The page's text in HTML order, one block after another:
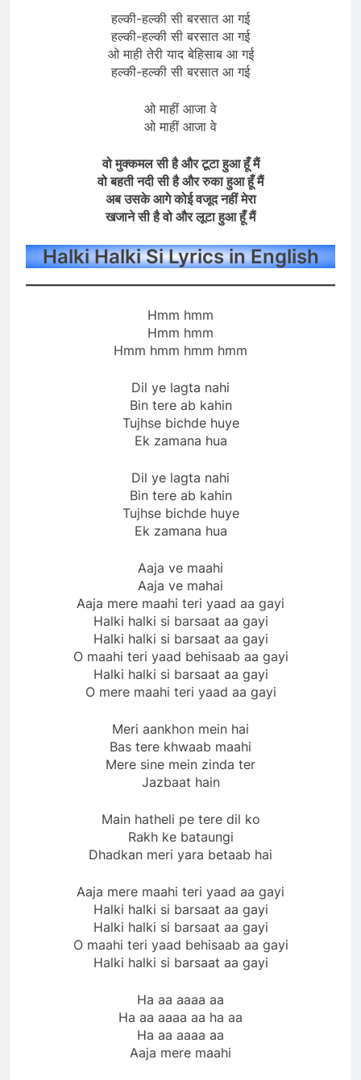
हल्की-हल्की सी बरसात आ गई
हल्की-हल्की सी बरसात आ गई
ओ माही तेरी याद बेहिसाब आ गई
हल्की-हल्की सी बरसात आ गई
ओ माहीं आजा वे
ओ माहीं आजा वे
वो मुक्कमल सी है और टूटा हुआ हूँ मैं
वो बहती नदी सी है और रुका हुआ हूँ मैं
अब उसके आगे कोई वजूद नहीं मेरा
खजाने सी है वो और लूटा हुआ हूँ मैं
Halki Halki Si Lyrics in English
Hmm hmm
Hmm hmm
Hmm hmm hmm hmm
Dil ye lagta nahi
Bin tere ab kahin
Tujhse bichde huye
Ek zamana hua
Dil ye lagta nahi
Bin tere ab kahin
Tujhse bichde huye
Ek zamana hua
Aaja ve maahi
Aaja ve mahai
Aaja mere maahi teri yaad aa gayi
Halki halki si barsaat aa gayi
Halki halki si barsaat aa gayi
O maahi teri yaad behisaab aa gayi
Halki halki si barsaat aa gayi
O mere maahi teri yaad aa gayi
Meri aankhon mein hai
Bas tere khwaab maahi
Mere sine mein zinda ter
Jazbaat hain
Main hatheli pe tere dil ko
Rakh ke bataungi
Dhadkan meri yara betaab hai
Aaja mere maahi teri yaad aa gayi
Halki halki si barsaat aa gayi
Halki halki si barsaat aa gayi
O maahi teri yaad behisaab aa gayi
Halki halki si barsaat aa gayi
Ha aa aaaa aa
Ha aa aaaa aa ha aa
Ha aa aaaa aa
Aaja mere maahi